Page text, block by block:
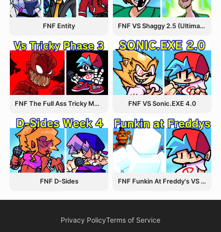
FNF Entity FNF VS Shaggy 2.5 (Ultimate Update)
FNF The Full Ass Tricky MOD FNF VS Sonic.EXE 4.0
FNF D-Sides FNF Funkin At Freddy's VS Afton
Privacy PolicyTerms of Service